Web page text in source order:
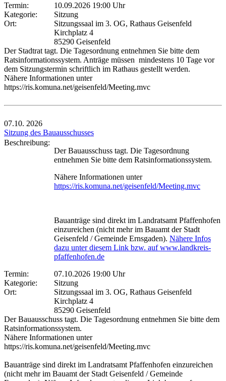
Termin:
10.09.2026 19:00 Uhr
Kategorie:
Sitzung
Ort:
Sitzungssaal im 3. OG, Rathaus Geisenfeld
Kirchplatz 4
85290 Geisenfeld
Der Stadtrat tagt. Die Tagesordnung entnehmen Sie bitte dem
Ratsinformationssystem. Anträge müssen mindestens 10 Tage vor
dem Sitzungstermin schriftlich im Rathaus gestellt werden.
Nähere Informationen unter
https://ris.komuna.net/geisenfeld/Meeting.mvc
07.10. 2026
Sitzung des Bauausschusses
Beschreibung:
Der Bauausschuss tagt. Die Tagesordnung
entnehmen Sie bitte dem Ratsinformationssystem.
Nähere Informationen unter
https://ris.komuna.net/geisenfeld/Meeting.mvc
Bauanträge sind direkt im Landratsamt Pfaffenhofen
einzureichen (nicht mehr im Bauamt der Stadt
Geisenfeld / Gemeinde Ernsgaden). Nähere Infos
dazu unter diesem Link bzw. auf www.landkreis-
pfaffenhofen.de
Termin:
07.10.2026 19:00 Uhr
Kategorie:
Sitzung
Ort:
Sitzungssaal im 3. OG, Rathaus Geisenfeld
Kirchplatz 4
85290 Geisenfeld
Der Bauausschuss tagt. Die Tagesordnung entnehmen Sie bitte dem
Ratsinformationssystem.
Nähere Informationen unter
https://ris.komuna.net/geisenfeld/Meeting.mvc
Bauanträge sind direkt im Landratsamt Pfaffenhofen einzureichen
(nicht mehr im Bauamt der Stadt Geisenfeld / Gemeinde